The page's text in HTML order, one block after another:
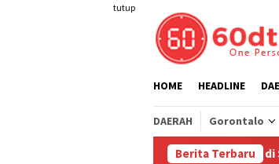
tutup
HOME HEADLINE
DAERAH Gorontalo
Berita Terbaru
Turunkan Harga Pertamax di Sulawesi